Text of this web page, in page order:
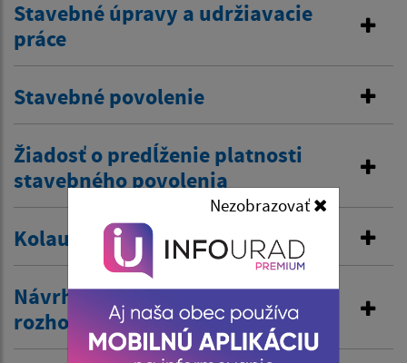
Nezobrazovať
Stavebné úpravy a udržiavacie
práce
Stavebné povolenie
Žiadosť o predĺženie platnosti
stavebného povolenia
Kolaudačné rozhodnutie
Návrh na vydanie územného
rozhodnutia